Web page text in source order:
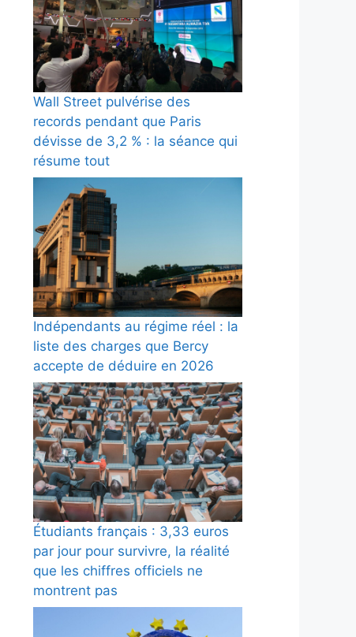
Wall Street pulvérise des
records pendant que Paris
dévisse de 3,2 % : la séance qui
résume tout
Indépendants au régime réel : la
liste des charges que Bercy
accepte de déduire en 2026
Étudiants français : 3,33 euros
par jour pour survivre, la réalité
que les chiffres officiels ne
montrent pas